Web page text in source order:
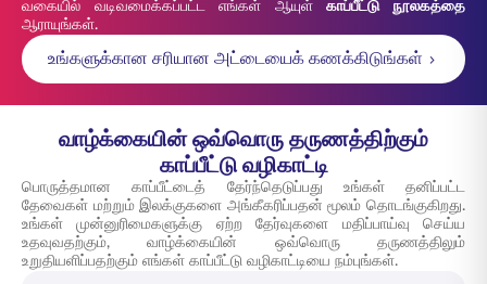
வகையில் வடிவமைக்கப்பட்ட எங்கள் ஆயுள்காப்பீட்டு நூலகத்தை
ஆராயுங்கள்.
உங்களுக்கான சரியான அட்டையைக் கணக்கிடுங்கள்
வாழ்க்கையின் ஒவ்வொரு தருணத்திற்கும்
காப்பீட்டு வழிகாட்டி
பொருத்தமான காப்பீட்டைத் தேர்ந்தெடுப்பது உங்கள் தனிப்பட்ட
தேவைகள் மற்றும் இலக்குகளை அங்கீகரிப்பதன் மூலம் தொடங்குகிறது.
உங்கள் முன்னுரிமைகளுக்கு ஏற்ற தேர்வுகளை மதிப்பாய்வு செய்ய
உதவுவதற்கும், வாழ்க்கையின் ஒவ்வொரு தருணத்திலும்
உறுதியளிப்பதற்கும் எங்கள் காப்பீட்டு வழிகாட்டியை நம்புங்கள்.